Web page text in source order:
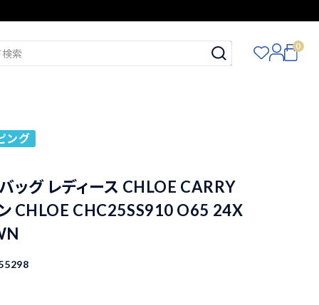
0
ング
ッグ レディース CHLOE CARRY
CHLOE CHC25SS910 O65 24X